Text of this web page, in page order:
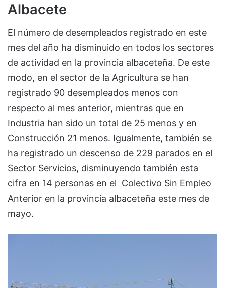
Albacete
El número de desempleados registrado en este
mes del año ha disminuido en todos los sectores
de actividad en la provincia albaceteña. De este
modo, en el sector de la Agricultura se han
registrado 90 desempleados menos con
respecto al mes anterior, mientras que en
Industria han sido un total de 25 menos y en
Construcción 21 menos. Igualmente, también se
ha registrado un descenso de 229 parados en el
Sector Servicios, disminuyendo también esta
cifra en 14 personas en el Colectivo Sin Empleo
Anterior en la provincia albaceteña este mes de
mayo.